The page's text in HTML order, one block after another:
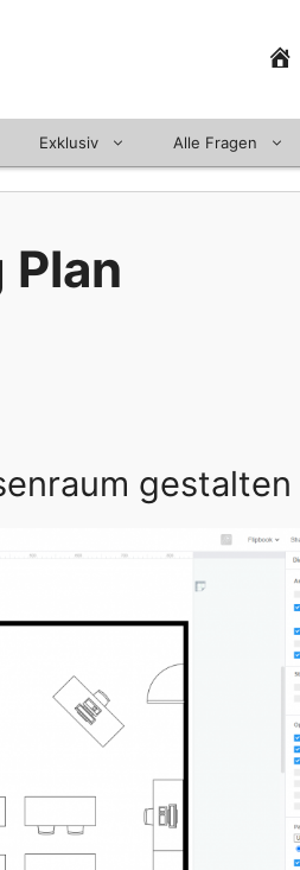
Exklusiv Alle Fragen
gestalten